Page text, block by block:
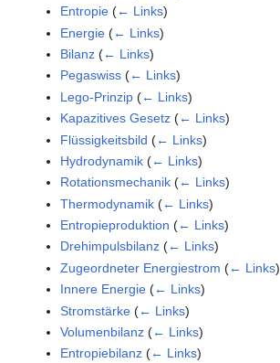
Entropie (← Links)
Energie (← Links)
Bilanz (← Links)
Pegaswiss (← Links)
Lego-Prinzip (← Links)
Kapazitives Gesetz (← Links)
Flüssigkeitsbild (← Links)
Hydrodynamik (← Links)
Rotationsmechanik (← Links)
Thermodynamik (← Links)
Entropieproduktion (← Links)
Drehimpulsbilanz (← Links)
Zugeordneter Energiestrom (← Links)
Innere Energie (← Links)
Stromstärke (← Links)
Volumenbilanz (← Links)
Entropiebilanz (← Links)